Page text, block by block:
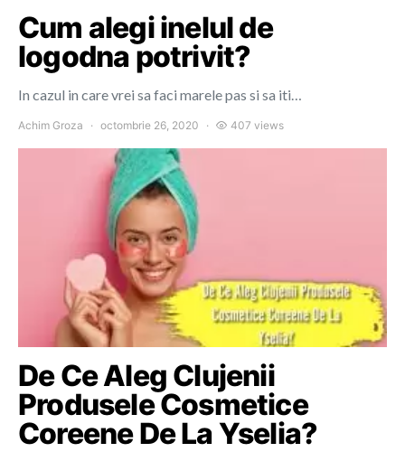
Cum alegi inelul de
logodna potrivit?
In cazul in care vrei sa faci marele pas si sa iti…
Achim Groza octombrie 26, 2020 407 views
De Ce Aleg Clujenii
Produsele Cosmetice
Coreene De La Yselia?